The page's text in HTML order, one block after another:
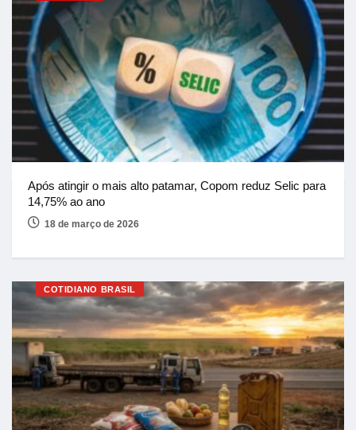
Após atingir o mais alto patamar, Copom reduz Selic para
14,75% ao ano
18 de março de 2026
COTIDIANO BRASIL